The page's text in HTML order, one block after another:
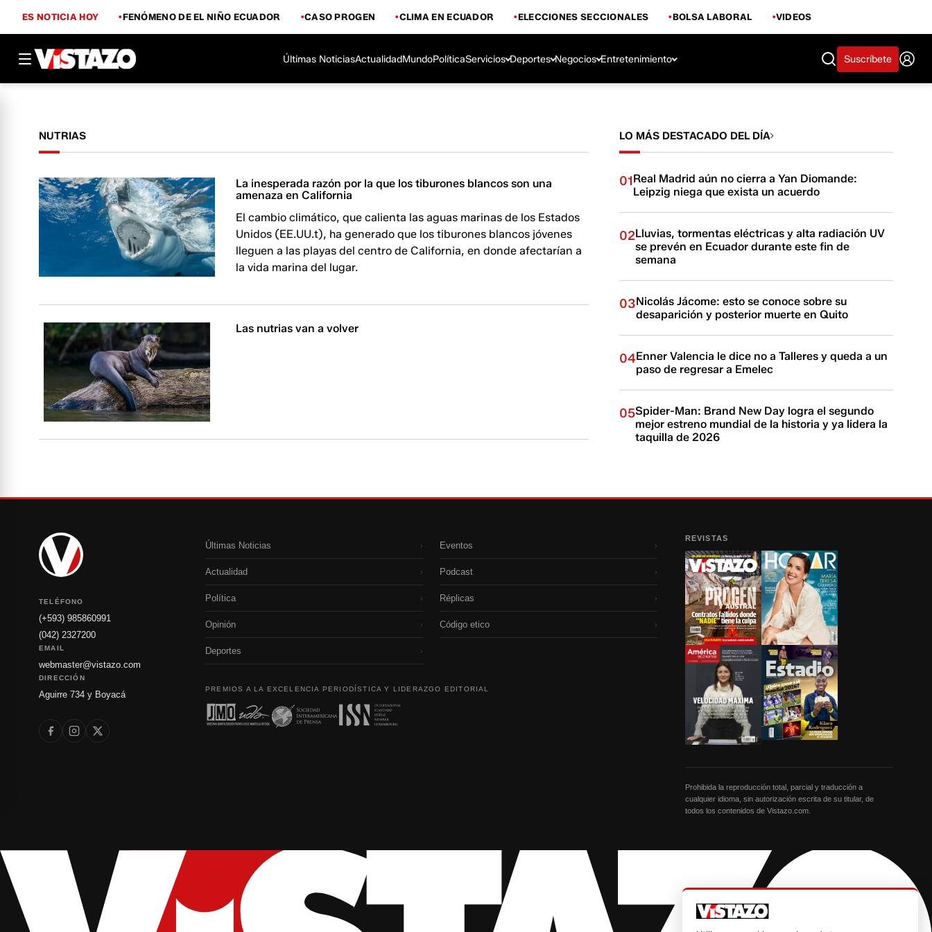
ES NOTICIA HOY FENÓMENO DE EL NIÑO ECUADOR CASO PROGEN CLIMA EN ECUADOR ELECCIONES SECCIONALES BOLSA LABORAL VIDEOS
Últimas NoticiasActualidadMundoPolíticaServicios Deportes Negocios Entretenimiento Suscríbete
NUTRIAS
La inesperada razón por la que los tiburones blancos son una
amenaza en California
El cambio climático, que calienta las aguas marinas de los Estados
Unidos (EE.UU.t), ha generado que los tiburones blancos jóvenes
lleguen a las playas del centro de California, en donde afectarían a
la vida marina del lugar.
Las nutrias van a volver
LO MÁS DESTACADO DEL DÍA
01Real Madrid aún no cierra a Yan Diomande:
Leipzig niega que exista un acuerdo
02Lluvias, tormentas eléctricas y alta radiación UV
se prevén en Ecuador durante este fin de
semana
03Nicolás Jácome: esto se conoce sobre su
desaparición y posterior muerte en Quito
04Enner Valencia le dice no a Talleres y queda a un
paso de regresar a Emelec
05Spider-Man: Brand New Day logra el segundo
mejor estreno mundial de la historia y ya lidera la
taquilla de 2026
TELÉFONO
(+593) 985860991
(042) 2327200
EMAIL
webmaster@vistazo.com
DIRECCIÓN
Aguirre 734 y Boyacá
Últimas Noticias ›
Actualidad ›
Política ›
Opinión ›
Deportes ›
Eventos ›
Podcast ›
Réplicas ›
Código etico ›
PREMIOS A LA EXCELENCIA PERIODÍSTICA Y LIDERAZGO EDITORIAL
REVISTAS
Prohibida la reproducción total, parcial y traducción a
cualquier idioma, sin autorización escrita de su titular, de
todos los contenidos de Vistazo.com.